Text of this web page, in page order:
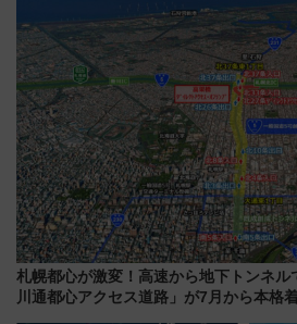
札幌都心が激変！高速から地下トンネ
川通都心アクセス道路」が7月から本格